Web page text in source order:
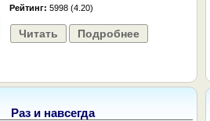
Рейтинг: 5998 (4.20)
Читать Подробнее
Раз и навсегда